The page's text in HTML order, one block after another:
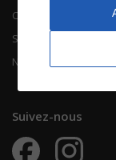
Chorales
Songbooks
Nouvelles partitions
Suivez-nous